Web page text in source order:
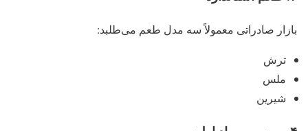
بازار صادراتی معمولاً سه مدل طعم می‌طلبد:
ترش
ملس
شیرین